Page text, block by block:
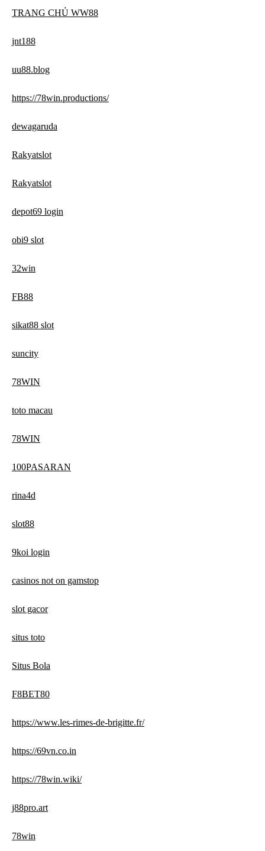
TRANG CHỦ WW88
jnt188
uu88.blog
https://78win.productions/
dewagaruda
Rakyatslot
Rakyatslot
depot69 login
obi9 slot
32win
FB88
sikat88 slot
suncity
78WIN
toto macau
78WIN
100PASARAN
rina4d
slot88
9koi login
casinos not on gamstop
slot gacor
situs toto
Situs Bola
F8BET80
https://www.les-rimes-de-brigitte.fr/
https://69vn.co.in
https://78win.wiki/
j88pro.art
78win